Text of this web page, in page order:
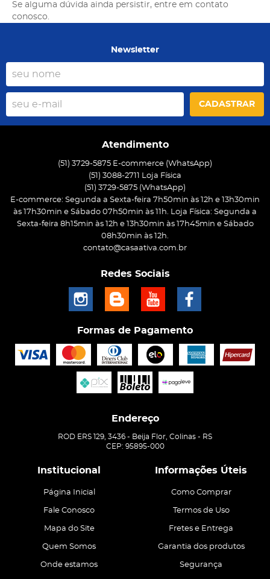
Se alguma dúvida ainda persistir, entre em contato
conosco.
Newsletter
CADASTRAR
Atendimento
(51) 3729-5875 E-commerce (WhatsApp)
(51) 3088-2711 Loja Física
(51) 3729-5875 (WhatsApp)
E-commerce: Segunda a Sexta-feira 7h50min às 12h e 13h30min
às 17h30min e Sábado 07h50min às 11h. Loja Física: Segunda a
Sexta-feira 8h15min às 12h e 13h30min às 17h45min e Sábado
08h30min às 12h.
contato@casaativa.com.br
Redes Sociais
Formas de Pagamento
Endereço
ROD ERS 129, 3436 - Beija Flor, Colinas - RS
CEP: 95895-000
Institucional
Página Inicial
Fale Conosco
Mapa do Site
Quem Somos
Onde estamos
Informações Úteis
Como Comprar
Termos de Uso
Fretes e Entrega
Garantia dos produtos
Segurança